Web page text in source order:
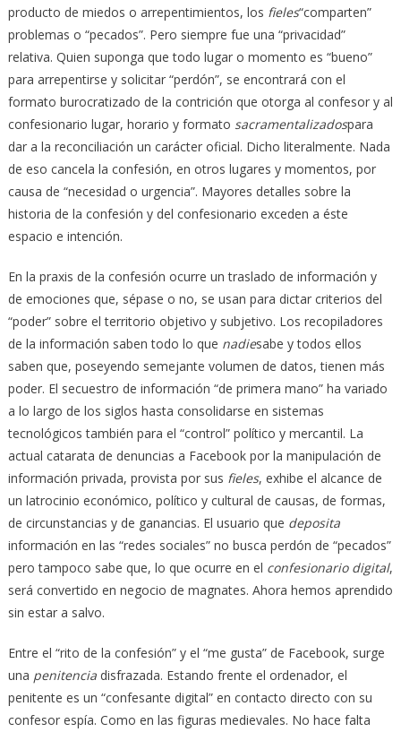
producto de miedos o arrepentimientos, los fieles“comparten”
problemas o “pecados”. Pero siempre fue una “privacidad”
relativa. Quien suponga que todo lugar o momento es “bueno”
para arrepentirse y solicitar “perdón”, se encontrará con el
formato burocratizado de la contrición que otorga al confesor y al
confesionario lugar, horario y formato sacramentalizadospara
dar a la reconciliación un carácter oficial. Dicho literalmente. Nada
de eso cancela la confesión, en otros lugares y momentos, por
causa de “necesidad o urgencia”. Mayores detalles sobre la
historia de la confesión y del confesionario exceden a éste
espacio e intención.
En la praxis de la confesión ocurre un traslado de información y
de emociones que, sépase o no, se usan para dictar criterios del
“poder” sobre el territorio objetivo y subjetivo. Los recopiladores
de la información saben todo lo que nadiesabe y todos ellos
saben que, poseyendo semejante volumen de datos, tienen más
poder. El secuestro de información “de primera mano” ha variado
a lo largo de los siglos hasta consolidarse en sistemas
tecnológicos también para el “control” político y mercantil. La
actual catarata de denuncias a Facebook por la manipulación de
información privada, provista por sus fieles, exhibe el alcance de
un latrocinio económico, político y cultural de causas, de formas,
de circunstancias y de ganancias. El usuario que deposita
información en las “redes sociales” no busca perdón de “pecados”
pero tampoco sabe que, lo que ocurre en el confesionario digital,
será convertido en negocio de magnates. Ahora hemos aprendido
sin estar a salvo.
Entre el “rito de la confesión” y el “me gusta” de Facebook, surge
una penitencia disfrazada. Estando frente el ordenador, el
penitente es un “confesante digital” en contacto directo con su
confesor espía. Como en las figuras medievales. No hace falta